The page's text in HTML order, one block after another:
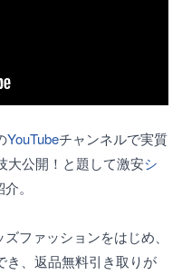
YouTubeチャンネルで実質
大公開！と題して激安シ
。
ファッションをはじめ、
き、返品無料引き取りが